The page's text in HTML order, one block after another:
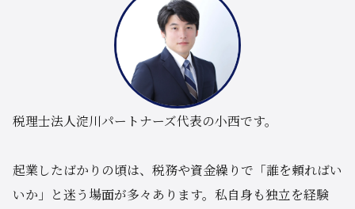
税理士法人淀川パートナーズ代表の小西です。
起業したばかりの頃は、税務や資金繰りで「誰を頼ればい
いか」と迷う場面が多々あります。私自身も独立を経験